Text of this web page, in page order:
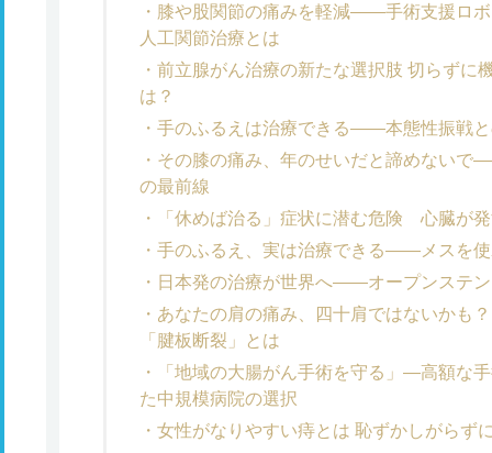
膝や股関節の痛みを軽減――手術支援ロ
人工関節治療とは
前立腺がん治療の新たな選択肢 切らずに
は？
手のふるえは治療できる――本態性振戦
その膝の痛み、年のせいだと諦めないで
の最前線
「休めば治る」症状に潜む危険 心臓が
手のふるえ、実は治療できる――メスを
日本発の治療が世界へ――オープンステ
あなたの肩の痛み、四十肩ではないかも
「腱板断裂」とは
「地域の大腸がん手術を守る」―高額な
た中規模病院の選択
女性がなりやすい痔とは 恥ずかしがらず